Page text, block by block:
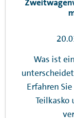
Was ist
Erfahren
Teilkasko